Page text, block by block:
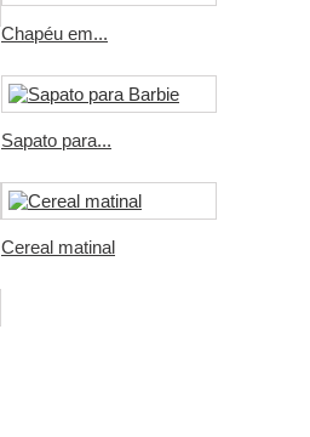
Chapéu em...
Sapato para...
Cereal matinal